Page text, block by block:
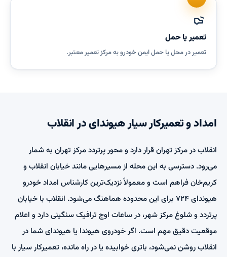
تعمیر یا حمل
تعمیر در محل یا حمل ایمن خودرو به مرکز تعمیر معتبر.
امداد و تعمیرکار سیار هیوندای در انقلاب
انقلاب در مرکز تهران قرار دارد و محور پرتردد مرکز تهران به شمار
می‌رود. دسترسی به این محله از مسیرهایی مانند خیابان انقلاب و
کریم‌خان فراهم است و معمولاً نزدیک‌ترین کارشناس امداد خودرو
هیوندای ۷۲۴ برای این محدوده هماهنگ می‌شود. انقلاب با خیابان
پرتردد و شلوغ مرکز شهر، در ساعات اوج ترافیک سنگینی دارد و اعلام
موقعیت دقیق مهم است. اگر خودروی هیوندا یا هیوندای شما در
انقلاب روشن نمی‌شود، باتری خوابیده یا در راه مانده، تعمیرکار سیار با